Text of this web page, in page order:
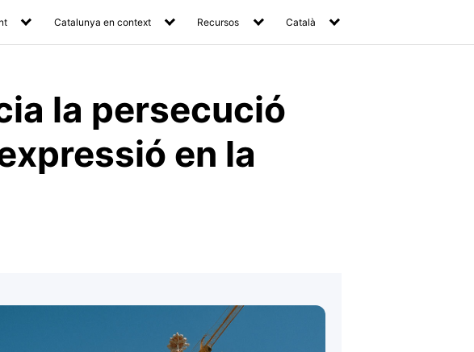
Catalunya en context Recursos Català
la persecució
en la